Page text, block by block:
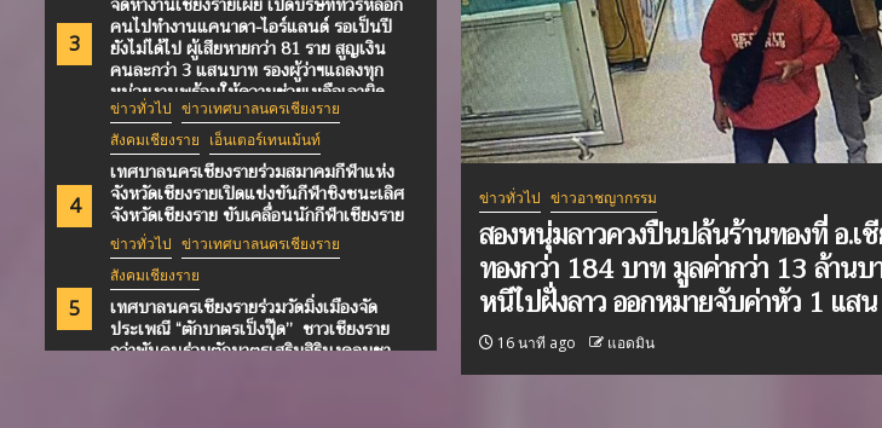
3
คนไปทำงานแคนาดา-ไอร์แลนด์ รอเป็นปี
ยังไม่ได้ไป ผู้เสียหายกว่า 81 ราย สูญเงิน
คนละกว่า 3 แสนบาท รองผู้ว่าฯแถลงทุก
หน่วยงานพร้อมให้ความช่วยเหลือเอาผิด
บริษัทขั้นสูงสุด
4
ข่าวทั่วไป ข่าวเทศบาลนครเชียงราย
สังคมเชียงราย เอ็นเตอร์เทนเม้นท์
เทศบาลนครเชียงรายร่วมสมาคมกีฬาแห่ง
จังหวัดเชียงรายเปิดแข่งขันกีฬาชิงชนะเลิศ
จังหวัดเชียงราย ขับเคลื่อนนักกีฬาเชียงราย
สู่เวทีระดับชาติ ยกระดับ “Chiang Rai
Sports City” ให้กำลังใจส่ง “น้องชมพอ”
รับทุนจากสิงคโปร์ไปศึกษาต่อสถาบันกีฬา
ลีลาศ
5
ข่าวทั่วไป ข่าวเทศบาลนครเชียงราย
สังคมเชียงราย
เทศบาลนครเชียงรายร่วมวัดมิ่งเมืองจัด
ประเพณี “ตักบาตรเป็งปุ๊ด” ชาวเชียงราย
กว่าพันคนร่วมตักบาตรเสริมสิริมงคลบูชา
ข่าวทั่วไป ข่าวอาชญากรรม
สองหนุ่มลาวควงปืนปล้นร้านทองที่ อ.เ
ทองกว่า 184 บาท มูลค่ากว่า 13 ล้าน
หนีไปฝั่งลาว ออกหมายจับค่าหัว 1 แสน
16 นาที ago แอดมิน